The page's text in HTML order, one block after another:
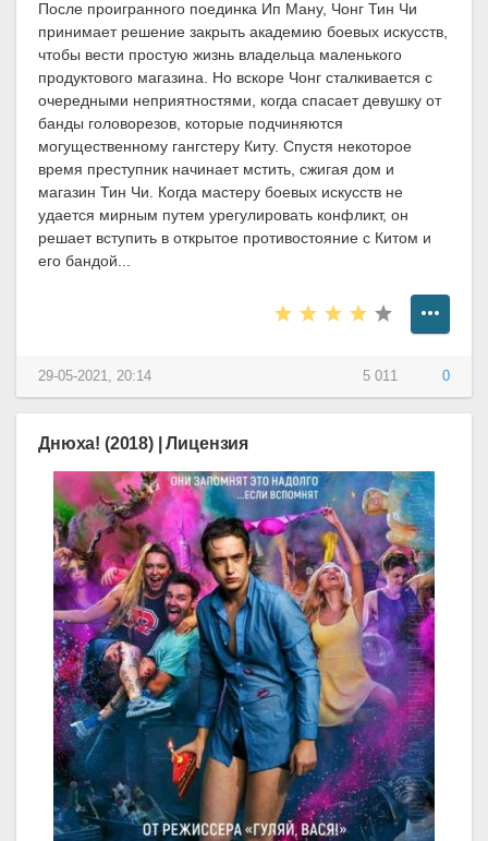
После проигранного поединка Ип Ману, Чонг Тин Чи
принимает решение закрыть академию боевых искусств,
чтобы вести простую жизнь владельца маленького
продуктового магазина. Но вскоре Чонг сталкивается с
очередными неприятностями, когда спасает девушку от
банды головорезов, которые подчиняются
могущественному гангстеру Киту. Спустя некоторое
время преступник начинает мстить, сжигая дом и
магазин Тин Чи. Когда мастеру боевых искусств не
удается мирным путем урегулировать конфликт, он
решает вступить в открытое противостояние с Китом и
его бандой...
5 011 0
29-05-2021, 20:14
Днюха! (2018) | Лицензия